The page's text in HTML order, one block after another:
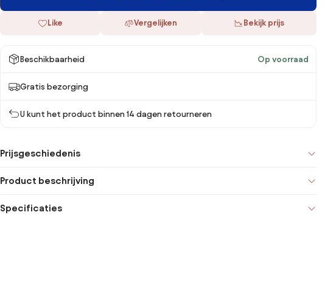
Like Vergelijken Bekijk prijs
Beschikbaarheid Op voorraad
Gratis bezorging
U kunt het product binnen 14 dagen retourneren
Prijsgeschiedenis
Product beschrijving
Specificaties